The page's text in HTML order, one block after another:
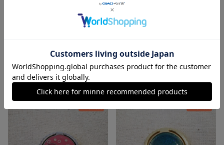
1,100円
REDstone
1,000円